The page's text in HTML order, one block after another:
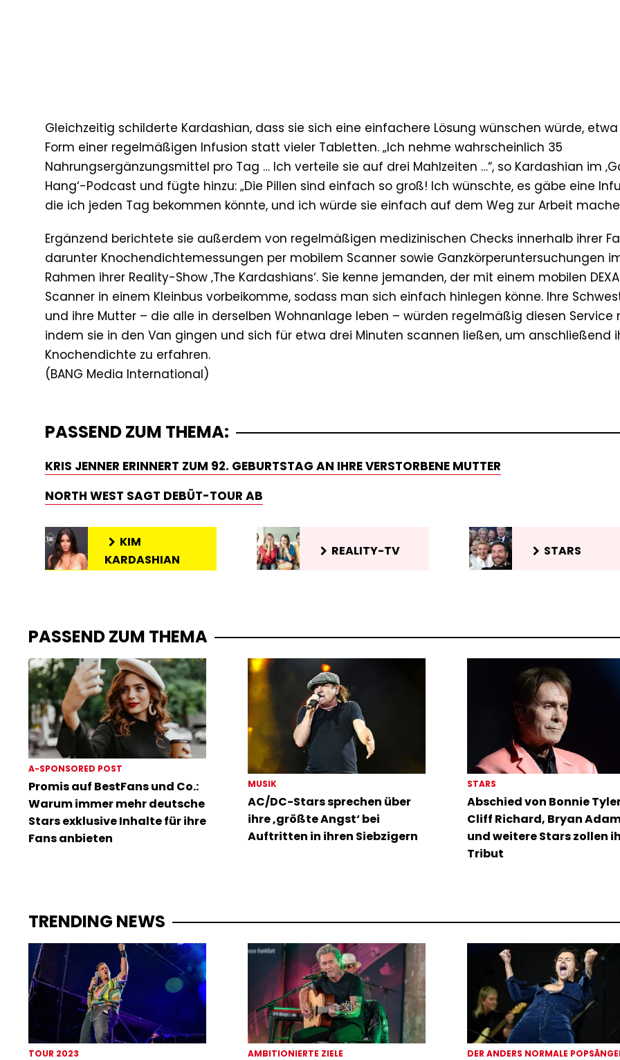
Gleichzeitig schilderte Kardashian, dass sie sich eine einfachere Lösung wünschen würde,
Form einer regelmäßigen Infusion statt vieler Tabletten. „Ich nehme wahrscheinlich 35
Nahrungsergänzungsmittel pro Tag … Ich verteile sie auf drei Mahlzeiten …“, so Kardashian im
Hang‘-Podcast und fügte hinzu: „Die Pillen sind einfach so groß! Ich wünschte, es gäbe eine
die ich jeden Tag bekommen könnte, und ich würde sie einfach auf dem Weg zur Arbeit
Ergänzend berichtete sie außerdem von regelmäßigen medizinischen Checks innerhalb ihrer
darunter Knochendichtemessungen per mobilem Scanner sowie Ganzkörperuntersuchungen
Rahmen ihrer Reality-Show ‚The Kardashians‘. Sie kenne jemanden, der mit einem mobilen
Scanner in einem Kleinbus vorbeikomme, sodass man sich einfach hinlegen könne. Ihre
und ihre Mutter – die alle in derselben Wohnanlage leben – würden regelmäßig diesen Service
indem sie in den Van gingen und sich für etwa drei Minuten scannen ließen, um anschließend
Knochendichte zu erfahren.
PASSEND ZUM THEMA:
KRIS JENNER ERINNERT ZUM 92. GEBURTSTAG AN IHRE VERSTORBENE MUTTER
NORTH WEST SAGT DEBÜT-TOUR AB
KIM
KARDASHIAN
REALITY-TV STARS
PASSEND ZUM THEMA
A-SPONSORED POST
Promis auf BestFans und Co.:
Warum immer mehr deutsche
Stars exklusive Inhalte für ihre
Fans anbieten
MUSIK
AC/DC-Stars sprechen über
ihre ‚größte Angst‘ bei
Auftritten in ihren Siebzigern
STARS
Abschied von Bonnie
Cliff Richard, Bryan
und weitere Stars zollen
Tribut
TRENDING NEWS
TOUR 2023 AMBITIONIERTE ZIELE DER ANDERS NORMALE